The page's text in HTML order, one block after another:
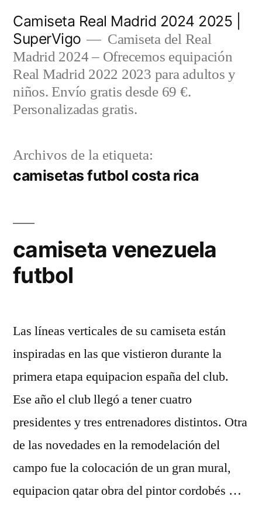
contenido
Camiseta Real Madrid 2024 2025 |
SuperVigo
Camiseta del Real
Madrid 2024 – Ofrecemos equipación
Real Madrid 2022 2023 para adultos y
niños. Envío gratis desde 69 €.
Personalizadas gratis.
Archivos de la etiqueta:
camisetas futbol costa rica
camiseta venezuela
futbol
Las líneas verticales de su camiseta están
inspiradas en las que vistieron durante la
primera etapa equipacion españa del club.
Ese año el club llegó a tener cuatro
presidentes y tres entrenadores distintos. Otra
de las novedades en la remodelación del
campo fue la colocación de un gran mural,
equipacion qatar obra del pintor cordobés …